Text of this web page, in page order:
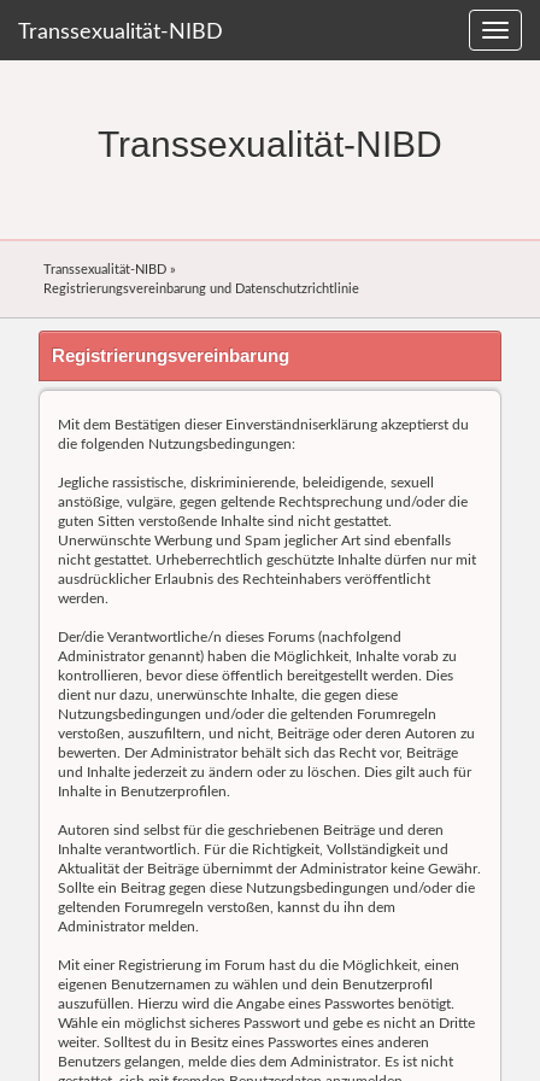
Transsexualität-NIBD
Transsexualität-NIBD
Transsexualität-NIBD»
Registrierungsvereinbarung und Datenschutzrichtlinie
Registrierungsvereinbarung
Mit dem Bestätigen dieser Einverständniserklärung akzeptierst du
die folgenden Nutzungsbedingungen:
Jegliche rassistische, diskriminierende, beleidigende, sexuell
anstößige, vulgäre, gegen geltende Rechtsprechung und/oder die
guten Sitten verstoßende Inhalte sind nicht gestattet.
Unerwünschte Werbung und Spam jeglicher Art sind ebenfalls
nicht gestattet. Urheberrechtlich geschützte Inhalte dürfen nur mit
ausdrücklicher Erlaubnis des Rechteinhabers veröffentlicht
werden.
Der/die Verantwortliche/n dieses Forums (nachfolgend
Administrator genannt) haben die Möglichkeit, Inhalte vorab zu
kontrollieren, bevor diese öffentlich bereitgestellt werden. Dies
dient nur dazu, unerwünschte Inhalte, die gegen diese
Nutzungsbedingungen und/oder die geltenden Forumregeln
verstoßen, auszufiltern, und nicht, Beiträge oder deren Autoren zu
bewerten. Der Administrator behält sich das Recht vor, Beiträge
und Inhalte jederzeit zu ändern oder zu löschen. Dies gilt auch für
Inhalte in Benutzerprofilen.
Autoren sind selbst für die geschriebenen Beiträge und deren
Inhalte verantwortlich. Für die Richtigkeit, Vollständigkeit und
Aktualität der Beiträge übernimmt der Administrator keine Gewähr.
Sollte ein Beitrag gegen diese Nutzungsbedingungen und/oder die
geltenden Forumregeln verstoßen, kannst du ihn dem
Administrator melden.
Mit einer Registrierung im Forum hast du die Möglichkeit, einen
eigenen Benutzernamen zu wählen und dein Benutzerprofil
auszufüllen. Hierzu wird die Angabe eines Passwortes benötigt.
Wähle ein möglichst sicheres Passwort und gebe es nicht an Dritte
weiter. Solltest du in Besitz eines Passwortes eines anderen
Benutzers gelangen, melde dies dem Administrator. Es ist nicht